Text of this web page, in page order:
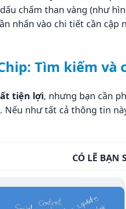
chấm than vàng (như
nhấn vào chi tiết cần
Tìm kiếm
tiện lợi, nhưng bạn cần
Nếu như tất cả thông tin
CÓ LẼ BẠN